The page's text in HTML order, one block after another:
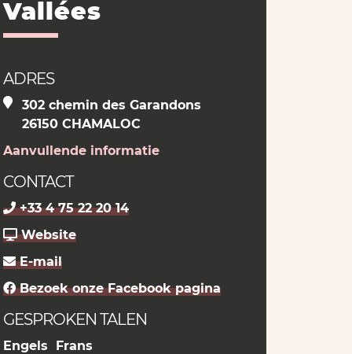
Vallées
ADRES
302 chemin des Garandons
26150 CHAMALOC
Aanvullende informatie
CONTACT
+33 4 75 22 20 14
Website
E-mail
Bezoek onze Facebook pagina
GESPROKEN TALEN
Engels
Frans